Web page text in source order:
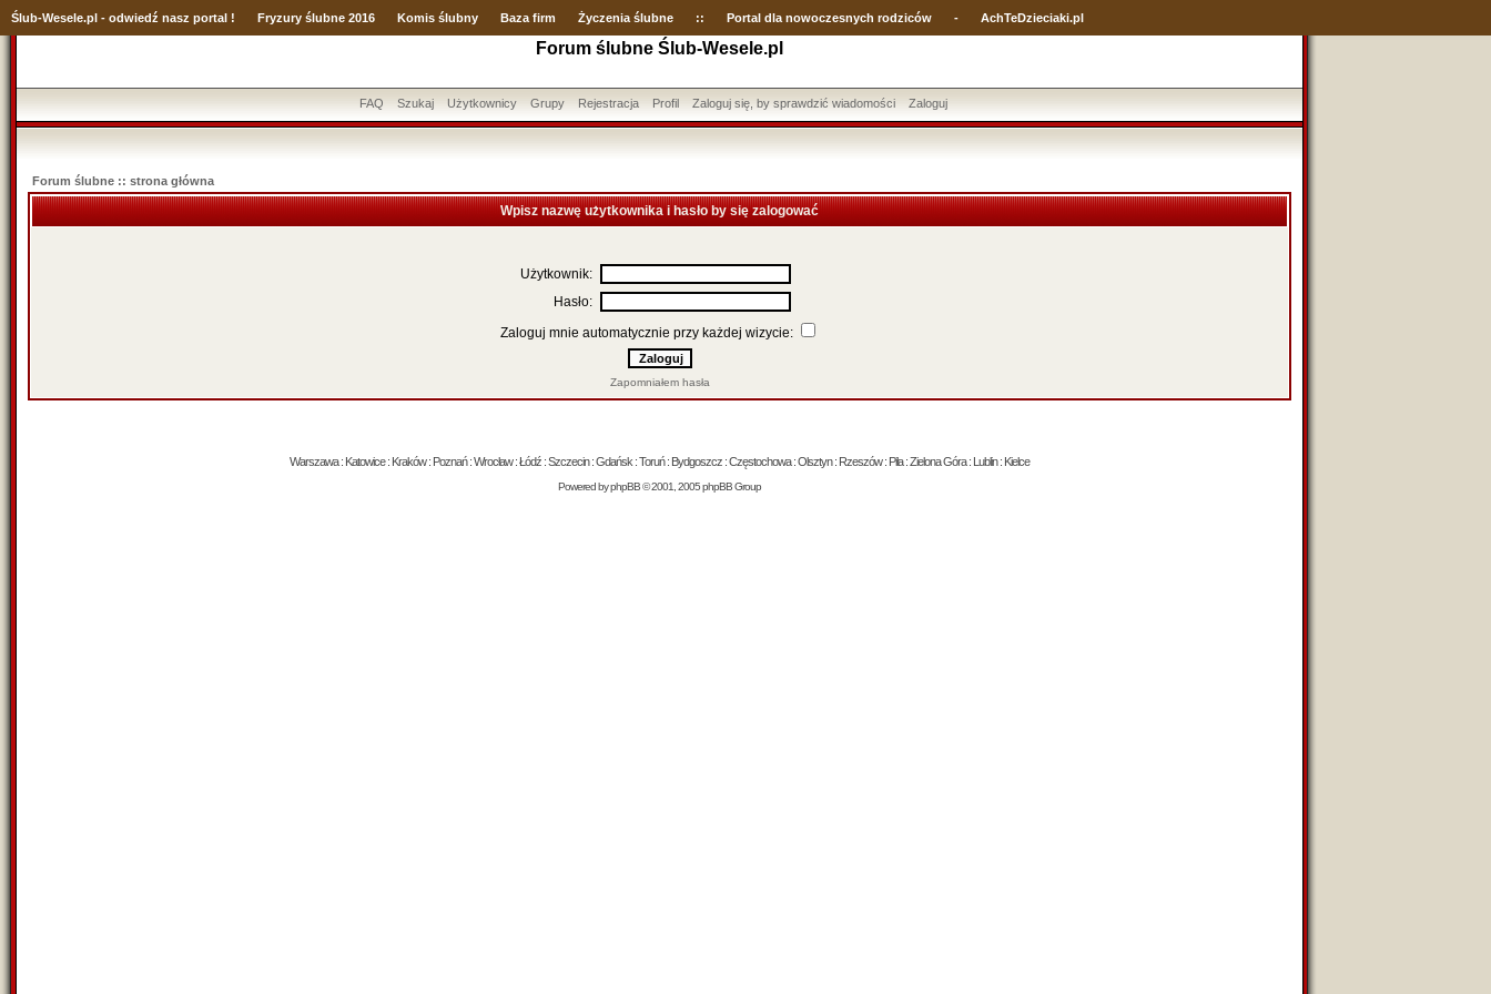
Ślub-Wesele.pl - odwiedź nasz portal ! Fryzury ślubne 2016 Komis ślubny Baza firm Życzenia ślubne :: Portal dla nowoczesnych rodziców - AchTeDzieciaki.pl
Forum ślubne Ślub-Wesele.pl
FAQ Szukaj Użytkownicy Grupy Rejestracja Profil Zaloguj się, by sprawdzić wiadomości Zaloguj
Forum ślubne :: strona główna
Wpisz nazwę użytkownika i hasło by się zalogować
Użytkownik:
Hasło:
Zaloguj mnie automatycznie przy każdej wizycie:
Zapomniałem hasła
Warszawa : Katowice : Kraków : Poznań : Wrocław : Łódź : Szczecin : Gdańsk : Toruń : Bydgoszcz : Częstochowa : Olsztyn : Rzeszów : Piła : Zielona Góra : Lublin : Kielce
Powered byphpBB© 2001, 2005 phpBB Group